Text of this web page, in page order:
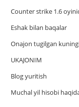
Counter strike 1.6
Eshak bilan baqalar
Onajon tugilgan
UKAJONIM
Blog yuritish
Muchal yil hisobi